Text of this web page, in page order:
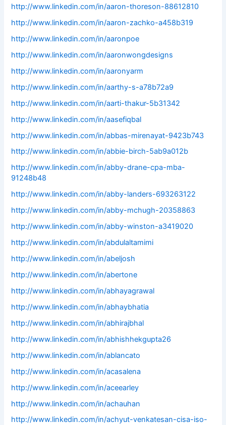
http://www.linkedin.com/in/aaron-thoreson-88612810
http://www.linkedin.com/in/aaron-zachko-a458b319
http://www.linkedin.com/in/aaronpoe
http://www.linkedin.com/in/aaronwongdesigns
http://www.linkedin.com/in/aaronyarm
http://www.linkedin.com/in/aarthy-s-a78b72a9
http://www.linkedin.com/in/aarti-thakur-5b31342
http://www.linkedin.com/in/aasefiqbal
http://www.linkedin.com/in/abbas-mirenayat-9423b743
http://www.linkedin.com/in/abbie-birch-5ab9a012b
http://www.linkedin.com/in/abby-drane-cpa-mba-
91248b48
http://www.linkedin.com/in/abby-landers-693263122
http://www.linkedin.com/in/abby-mchugh-20358863
http://www.linkedin.com/in/abby-winston-a3419020
http://www.linkedin.com/in/abdulaltamimi
http://www.linkedin.com/in/abeljosh
http://www.linkedin.com/in/abertone
http://www.linkedin.com/in/abhayagrawal
http://www.linkedin.com/in/abhaybhatia
http://www.linkedin.com/in/abhirajbhal
http://www.linkedin.com/in/abhishhekgupta26
http://www.linkedin.com/in/ablancato
http://www.linkedin.com/in/acasalena
http://www.linkedin.com/in/aceearley
http://www.linkedin.com/in/achauhan
http://www.linkedin.com/in/achyut-venkatesan-cisa-iso-